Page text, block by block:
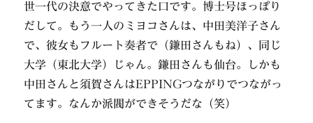
世一代の決意でやってきた口です。博士号ほっぽり
だして。もう一人のミヨコさんは、中田美洋子さん
で、彼女もフルート奏者で（鎌田さんもね）、同じ
大学（東北大学）じゃん。鎌田さんも仙台。しかも
中田さんと須賀さんはEPPINGつながりでつながっ
てます。なんか派閥ができそうだな（笑）